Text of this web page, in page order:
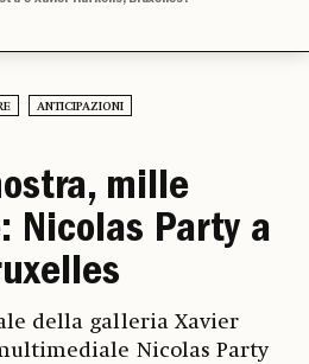
ANTICIPAZIONI
mille
Nicolas Party a
della galleria Xavier
Nicolas Party